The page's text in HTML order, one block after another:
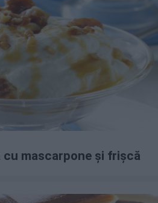
mascarpone și frișcă